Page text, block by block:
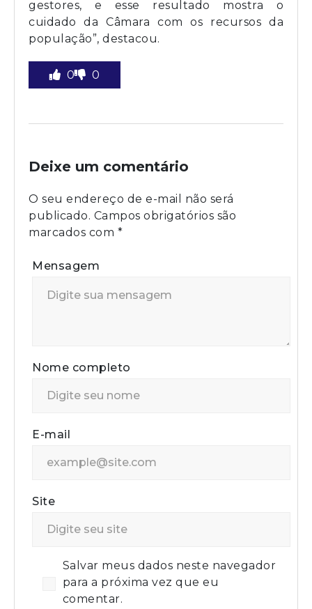
gestores, e esse resultado mostra o
cuidado da Câmara com os recursos da
população”, destacou.
0 0
Deixe um comentário
O seu endereço de e-mail não será
publicado. Campos obrigatórios são
marcados com *
Mensagem
Nome completo
E-mail
Site
Salvar meus dados neste navegador
para a próxima vez que eu
comentar.